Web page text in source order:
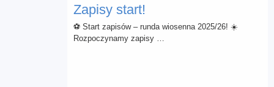
Zapisy start!
⚽ Start zapisów – runda wiosenna 2025/26! ☀️
Rozpoczynamy zapisy …